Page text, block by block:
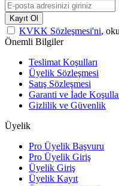
Kayıt Ol
KVKK Sözleşmesi'ni,
Önemli Bilgiler
Teslimat Koşulları
Üyelik Sözleşmesi
Satış Sözleşmesi
Garanti ve İade
Gizlilik ve Güvenlik
Üyelik
Pro Üyelik Başvuru
Pro Üyelik Giriş
Üyelik Giriş
Üyelik Kayıt